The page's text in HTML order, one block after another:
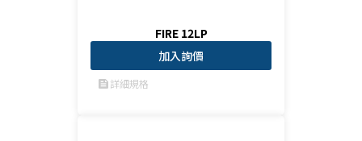
FIRE 12LP
加入詢價
feed詳細規格